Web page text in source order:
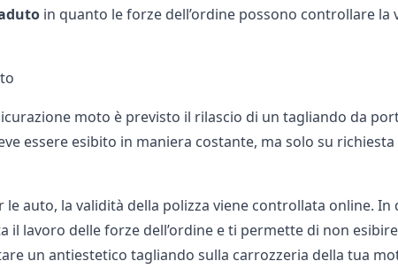
in quanto le forze dell’ordine possono controllare la
moto è previsto il rilascio di un tagliando da
essere esibito in maniera costante, ma solo su
auto, la validità della polizza viene controllata online. In
il lavoro delle forze dell’ordine e ti permette di non
un antiestetico tagliando sulla carrozzeria della tua